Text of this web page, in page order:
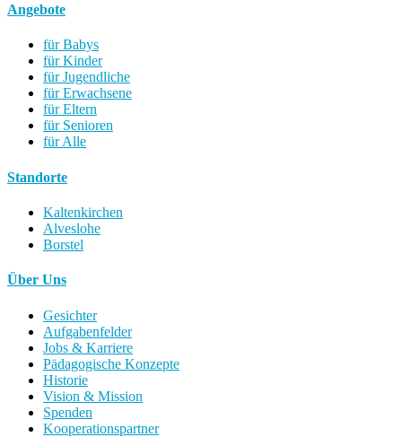
Angebote
für Babys
für Kinder
für Jugendliche
für Erwachsene
für Eltern
für Senioren
für Alle
Standorte
Kaltenkirchen
Alveslohe
Borstel
Über Uns
Gesichter
Aufgabenfelder
Jobs & Karriere
Pädagogische Konzepte
Historie
Vision & Mission
Spenden
Kooperationspartner